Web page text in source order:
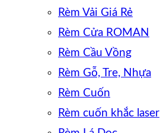
Rèm Vải Giá Rẻ
Rèm Cửa ROMAN
Rèm Cầu Vồng
Rèm Gỗ, Tre, Nhựa
Rèm Cuốn
Rèm cuốn khắc laser